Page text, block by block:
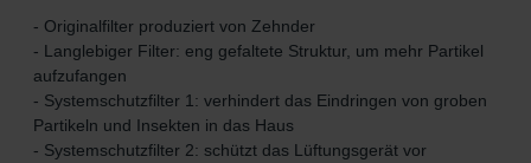
- Originalfilter produziert von Zehnder
- Langlebiger Filter: eng gefaltete Struktur, um mehr Partikel
aufzufangen
- Systemschutzfilter 1: verhindert das Eindringen von groben
Partikeln und Insekten in das Haus
- Systemschutzfilter 2: schützt das Lüftungsgerät vor